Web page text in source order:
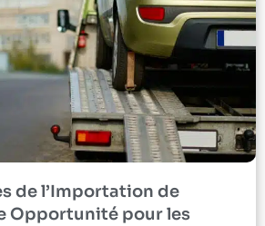
de l’Importation de
Opportunité pour les